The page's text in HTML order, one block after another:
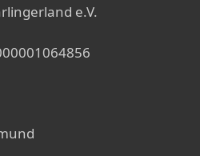
e.V.